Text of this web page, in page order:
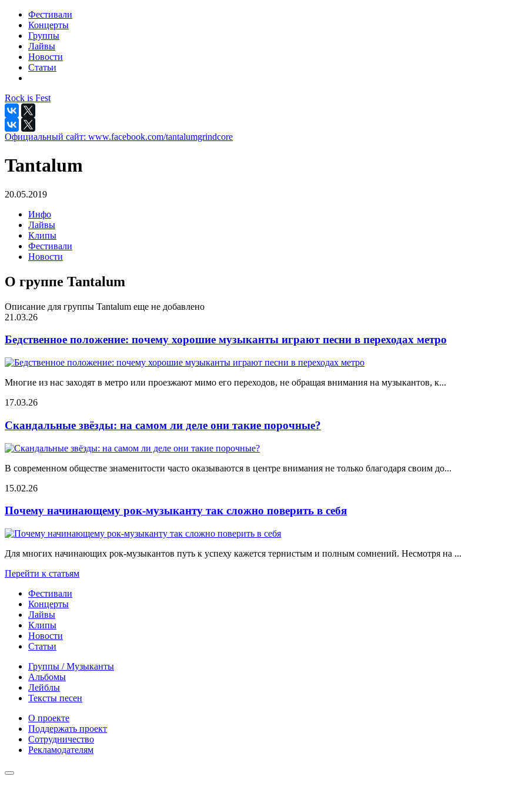
Фестивали
Концерты
Группы
Лайвы
Новости
Статьи
Rock is Fest
Официальный сайт: www.facebook.com/tantalumgrindcore
Tantalum
20.05.2019
Инфо
Лайвы
Клипы
Фестивали
Новости
О группе Tantalum
Описание для группы Tantalum еще не добавлено
21.03.26
Бедственное положение: почему хорошие музыканты играют песни в переходах метро
Многие из нас заходят в метро или проезжают мимо его переходов, не обращая внимания на музыкантов, к...
17.03.26
Скандальные звёзды: на самом ли деле они такие порочные?
В современном обществе знаменитости часто оказываются в центре внимания не только благодаря своим до...
15.02.26
Почему начинающему рок-музыканту так сложно поверить в себя
Для многих начинающих рок-музыкантов путь к успеху кажется тернистым и полным сомнений. Несмотря на ...
Перейти к статьям
Фестивали
Концерты
Лайвы
Клипы
Новости
Статьи
Группы / Музыканты
Альбомы
Лейблы
Тексты песен
О проекте
Поддержать проект
Сотрудничество
Рекламодателям